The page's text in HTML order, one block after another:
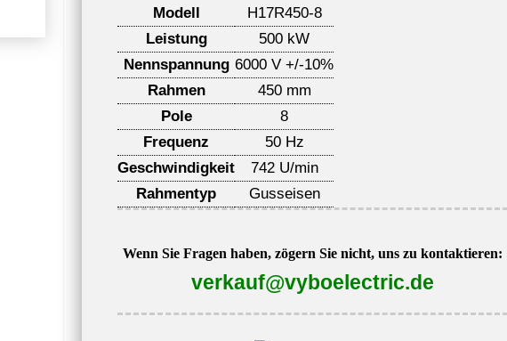
Modell
H17R450-8
Leistung
500 kW
Nennspannung 6000 V +/-10%
Rahmen
450 mm
Pole
8
Frequenz
50 Hz
Geschwindigkeit
742 U/min
Rahmentyp
Gusseisen
Wenn Sie Fragen haben, zögern Sie nicht, uns zu kontaktieren:
verkauf@vyboelectric.de